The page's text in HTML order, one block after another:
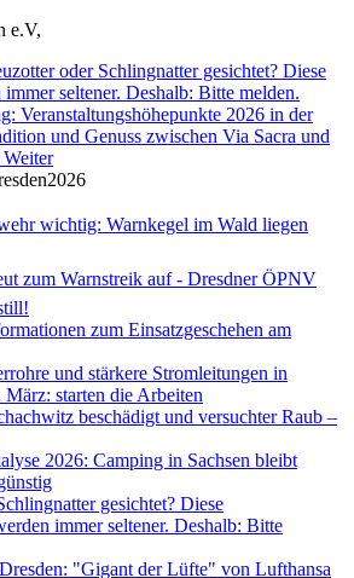
e.V,
oder Schlingnatter gesichtet? Diese
seltener. Deshalb: Bitte melden.
Veranstaltungshöhepunkte 2026 in der
und Genuss zwischen Via Sacra und
Weiter
wichtig: Warnkegel im Wald liegen
zum Warnstreik auf - Dresdner ÖPNV
zum Einsatzgeschehen am
und stärkere Stromleitungen in
starten die Arbeiten
beschädigt und versuchter Raub –
2026: Camping in Sachsen bleibt
gesichtet? Diese
immer seltener. Deshalb: Bitte
"Gigant der Lüfte" von Lufthansa